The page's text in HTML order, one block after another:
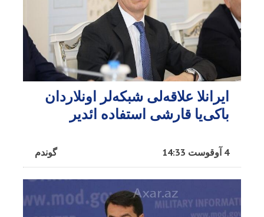
ایرانلا علاقه‌لی شبکه‌لر اونلاردان
باکی‌یا قارشی استفاده ائدیر
گوندم 4 آوقوست 14:33